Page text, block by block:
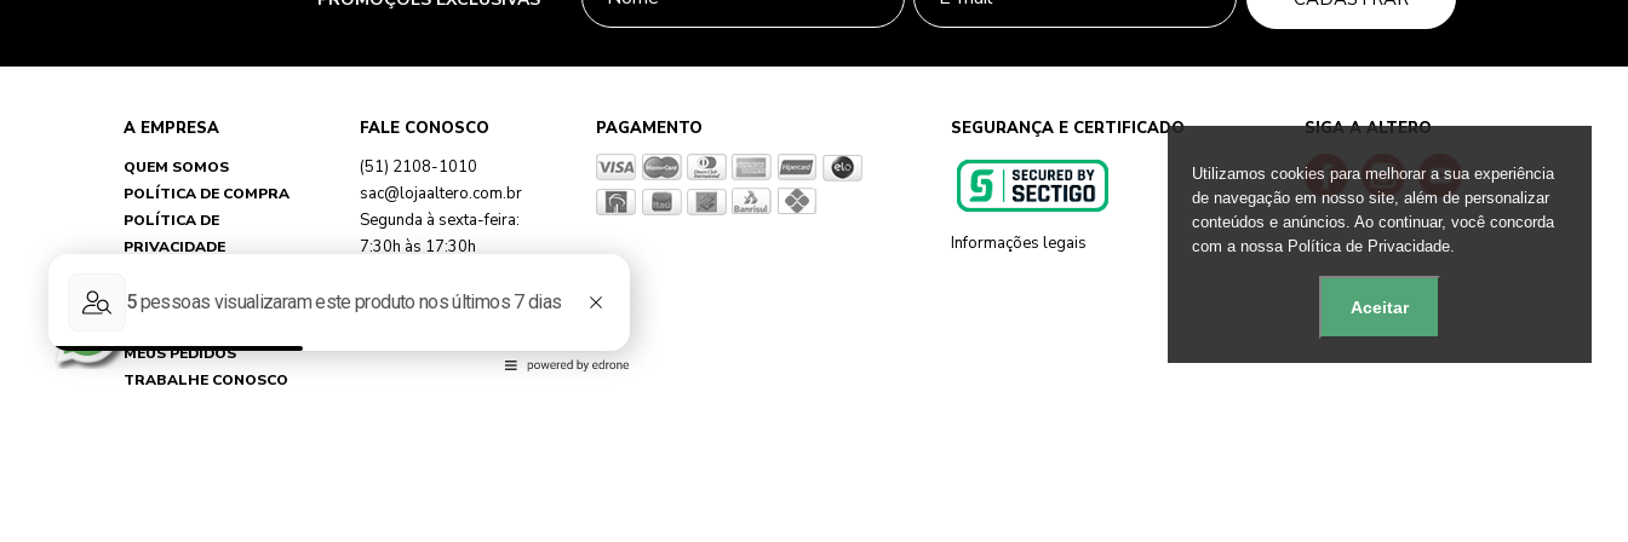
A EMPRESA
QUEM SOMOS
POLÍTICA DE COMPRA
POLÍTICA DE
PRIVACIDADE
FAQ
MEUS PEDIDOS
TRABALHE CONOSCO
FALE CONOSCO
(51) 2108-1010
sac@lojaaltero.com.br
Segunda à sexta-feira:
7:30h às 17:30h
PAGAMENTO SEGURANÇA E CERTIFICADO
Informações legais
SIGA A ALTERO
Utilizamos cookies para melhorar a sua experiência
de navegação em nosso site, além de personalizar
conteúdos e anúncios. Ao continuar, você concorda
com a nossa Política de Privacidade.
Aceitar